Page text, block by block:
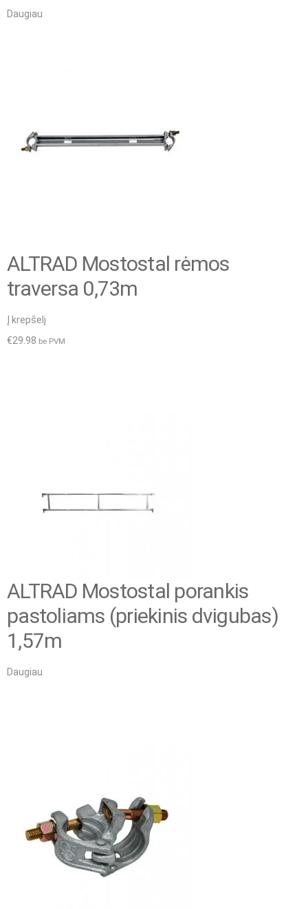
Daugiau
ALTRAD Mostostal rėmos
traversa 0,73m
Į krepšelį
€29.98 be PVM
ALTRAD Mostostal porankis
pastoliams (priekinis dvigubas)
1,57m
Daugiau